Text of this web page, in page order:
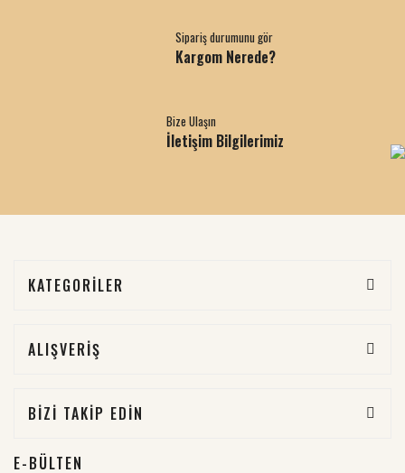
Sipariş durumunu gör
Kargom Nerede?
Bize Ulaşın
İletişim Bilgilerimiz
KATEGORİLER
ALIŞVERİŞ
BİZİ TAKİP EDİN
E-BÜLTEN